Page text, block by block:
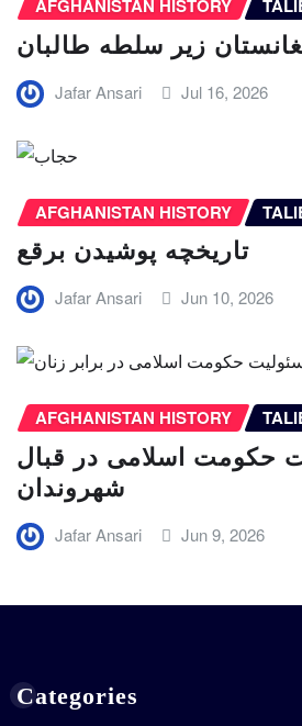
AFGHANISTAN HISTORY
زیر سلطه طالبان
Jafar Ansari Jul 16, 2026
AFGHANISTAN HISTORY
تاریخچه پوشیدن برقع
Jafar Ansari Jun 10, 2026
AFGHANISTAN HISTORY
حکومت اسلامی در قبال
شهروندان
Jafar Ansari Jun 9, 2026
Categories